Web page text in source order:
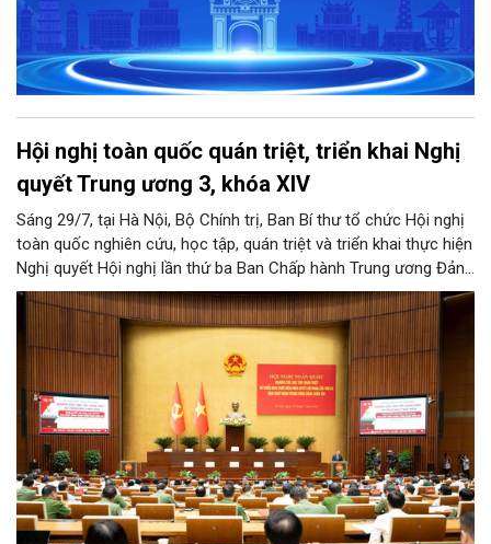
Hội nghị toàn quốc quán triệt, triển khai Nghị
quyết Trung ương 3, khóa XIV
Sáng 29/7, tại Hà Nội, Bộ Chính trị, Ban Bí thư tổ chức Hội nghị
toàn quốc nghiên cứu, học tập, quán triệt và triển khai thực hiện
Nghị quyết Hội nghị lần thứ ba Ban Chấp hành Trung ương Đảng
khóa XIV.